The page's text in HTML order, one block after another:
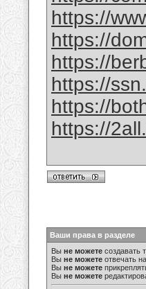
https://
https://
https://
https://
https://
https://
Ваши права в разделе
Вы не можете создавать
Вы не можете отвечать
Вы не можете
Вы не можете